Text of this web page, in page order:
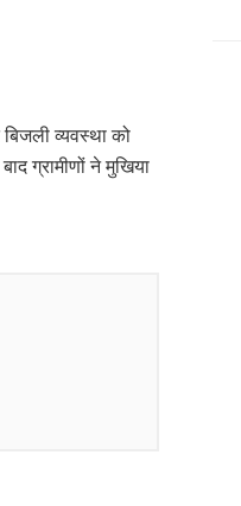
व्यवस्था को
ग्रामीणों ने मुखिया